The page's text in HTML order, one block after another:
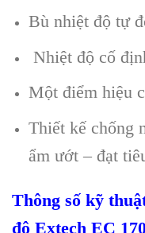
Bù nhiệt độ tự
Nhiệt độ cố
Một điểm hiệu
Thiết kế chống
ẩm ướt – đạt
Thông số kỹ
độ Extech EC